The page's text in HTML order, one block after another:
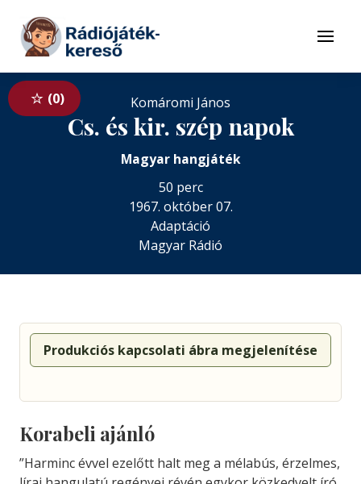
Tovább a tartalomhoz
Menü
0 Komáromi János
Cs. és kir. szép napok
Magyar hangjáték
50 perc
1967. október 07.
Adaptáció
Magyar Rádió
Produkciós kapcsolati ábra megjelenítése
Korabeli ajánló
”Harminc évvel ezelőtt halt meg a mélabús, érzelmes,